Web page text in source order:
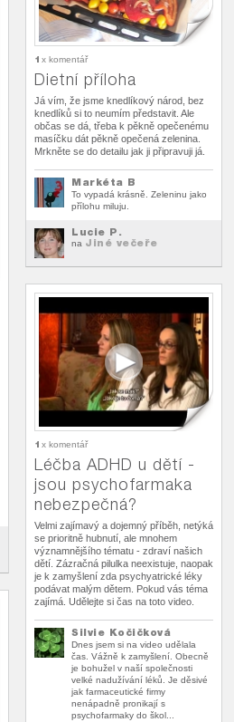
1 x komentář
Dietní příloha
Já vím, že jsme knedlíkový národ, bez
knedlíků si to neumím představit. Ale
občas se dá, třeba k pěkně opečenému
masíčku dát pěkně opečená zelenina.
Mrkněte se do detailu jak ji připravuji já.
Markéta B
To vypadá krásně. Zeleninu jako
přílohu miluju.
Lucie P.
na Jiné večeře
1 x komentář
Léčba ADHD u dětí -
jsou psychofarmaka
nebezpečná?
Velmi zajímavý a dojemný příběh, netýká
se prioritně hubnutí, ale mnohem
významnějšího tématu - zdraví našich
dětí. Zázračná pilulka neexistuje, naopak
je k zamyšlení zda psychyatrické léky
podávat malým dětem. Pokud vás téma
zajímá. Udělejte si čas na toto video.
Silvie Kočičková
Dnes jsem si na video udělala
čas. Vážně k zamyšlení. Obecně
je bohužel v naší společnosti
velké nadužívání léků. Je děsivé
jak farmaceutické firmy
nenápadně pronikají s
psychofarmaky do škol...